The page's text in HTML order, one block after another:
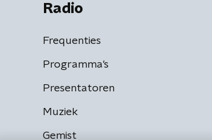
Radio
Frequenties
Programma's
Presentatoren
Muziek
Gemist